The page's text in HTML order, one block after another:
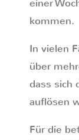
einer
kommen.
In vielen
über
dass sich
auflösen
Für die